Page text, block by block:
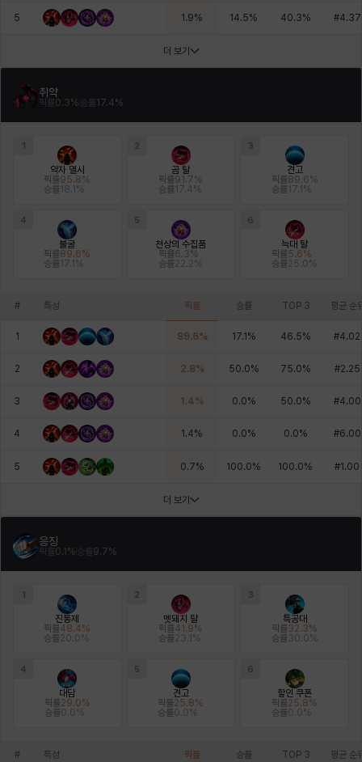
펜리르 펠릭스 피오라
5 1.9% 14.5% 40.3% #4.37
더 보기
취약
픽률 0.3% 승률 17.4%
1
약자 멸시
픽률
승률
95.8%
18.1 %
2
곰 탈
픽률
승률
91.7%
17.4%
3
견고
픽률
승률
89.6%
17.1 %
4
불굴
픽률
승률
89.6%
17.1 %
5
천상의 수집품
픽률
승률
6.3%
22.2%
6
늑대 탈
픽률
승률
5.6%
25.0%
# 특성 픽률 승률 TOP 3 평균 순
1 89.6% 17.1 % 46.5% #4.02
2 2.8% 50.0% 75.0% #2.25
3 1.4% 0.0% 50.0% #4.00
4 1.4% 0.0% 0.0% #6.00
5 0.7% 100.0% 100.0% #1.00
더 보기
응징
픽률 0.1 % 승률 9.7%
1
진통제
픽률
승률
48.4%
20.0%
2
멧돼지 탈
픽률
승률
41.9%
23.1 %
3
특공대
픽률
승률
32.3%
30.0%
4
대담
픽률
승률
29.0%
0.0%
5
견고
픽률
승률
25.8%
0.0%
6
할인 쿠폰
픽률
승률
25.8%
0.0%
# 특성 픽률 승률 TOP 3 평균 순